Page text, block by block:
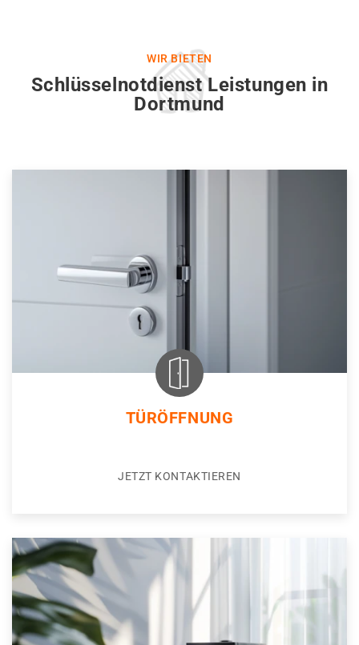
WIR BIETEN
Schlüsselnotdienst Leistungen in
Dortmund
TÜRÖFFNUNG
JETZT KONTAKTIEREN